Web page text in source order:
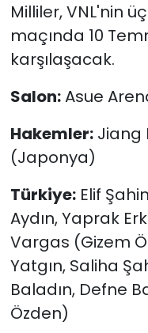
Milliler, VNL'nin
maçında 10
karşılaşacak.
Salon:Asue
Hakemler:Jiang
(Japonya)
Türkiye:Elif
Aydın, Yaprak
Vargas (Gizem
Yatgın, Saliha
Baladın, Defne
Özden)